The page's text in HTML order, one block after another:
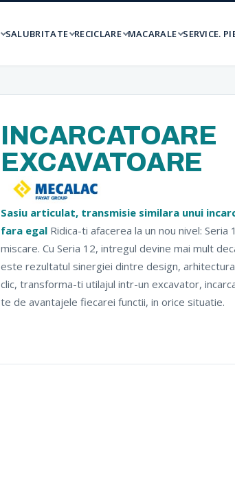
SALUBRITATE RECICLARE MACARALE SERVICE.
INCARCATOARE
EXCAVATOARE
Sasiu articulat, transmisie similara unui
fara egal Ridica-ti afacerea la un nou nivel:
miscare. Cu Seria 12, intregul devine mai mult
este rezultatul sinergiei dintre design,
clic, transforma-ti utilajul intr-un excavator,
te de avantajele fiecarei functii, in orice situatie.